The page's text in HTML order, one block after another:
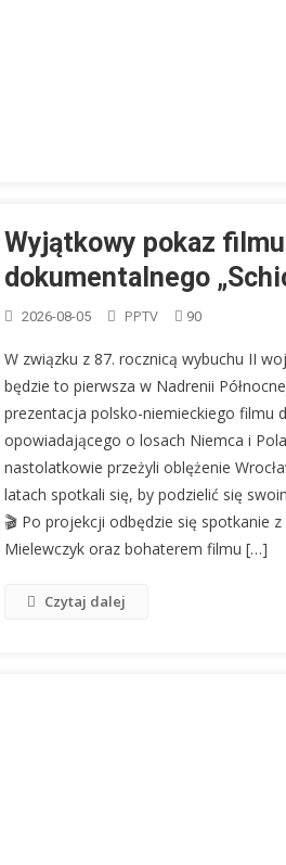
Wyjątkowy pokaz filmu
dokumentalnego
2026-08-05 PPTV 90
W związku z 87. rocznicą wybuchu II
będzie to pierwsza w Nadrenii
prezentacja polsko-niemieckiego filmu
opowiadającego o losach Niemca i
nastolatkowie przeżyli oblężenie
latach spotkali się, by podzielić się
🎬 Po projekcji odbędzie się spotkanie z
Mielewczyk oraz bohaterem filmu […]
Czytaj dalej